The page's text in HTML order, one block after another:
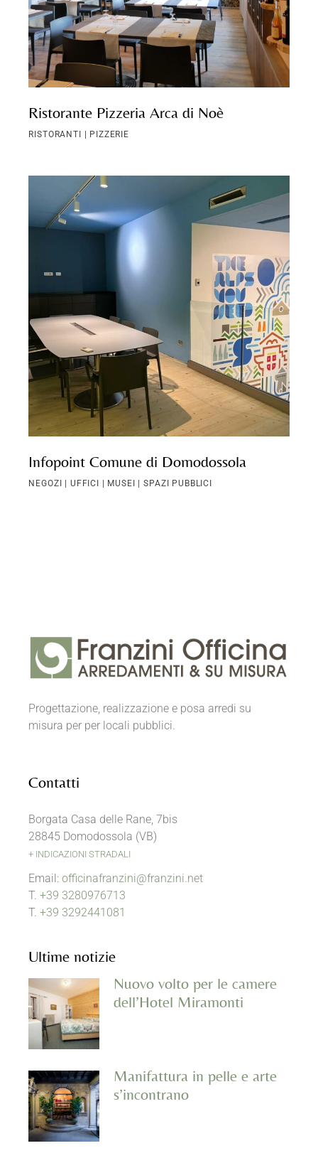
Ristorante Pizzeria Arca di Noè
RISTORANTI | PIZZERIE
Infopoint Comune di Domodossola
NEGOZI | UFFICI | MUSEI | SPAZI PUBBLICI
Progettazione, realizzazione e posa arredi su
misura per per locali pubblici.
Contatti
Borgata Casa delle Rane, 7bis
28845 Domodossola (VB)
+ INDICAZIONI STRADALI
Email:officinafranzini@franzini.net
T.+39 3280976713
T.+39 3292441081
Ultime notizie
Nuovo volto per le camere
dell’Hotel Miramonti
Manifattura in pelle e arte
s’incontrano